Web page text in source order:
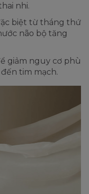
nhi.
biệt từ tháng thứ
não bộ tăng
giảm nguy cơ phù
tim mạch.